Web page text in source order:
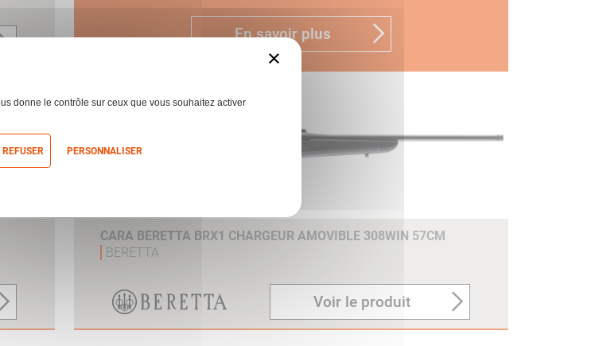
En savoir plus
CARA BERETTA BRX1 CHARGEUR AMOVIBLE 308WIN 57CM
BERETTA
Voir le produit
×
donne le contrôle sur ceux que vous souhaitez activer
REFUSER PERSONNALISER